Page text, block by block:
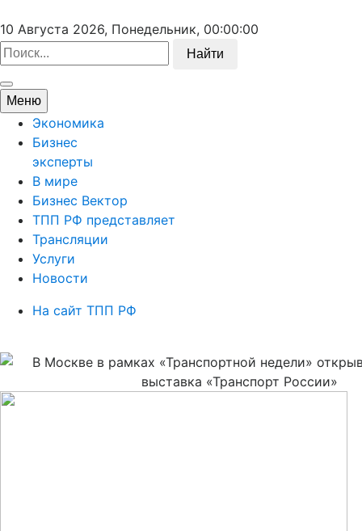
10 Августа 2026, Понедельник, 00:00:00
Найти
Меню
Экономика
Бизнес
эксперты
В мире
Бизнес Вектор
ТПП РФ представляет
Трансляции
Услуги
Новости
На сайт ТПП РФ